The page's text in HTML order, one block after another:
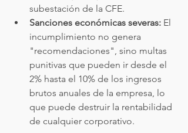
subestación de la CFE.
Sanciones económicas severas: El
incumplimiento no genera
"recomendaciones", sino multas
punitivas que pueden ir desde el
2% hasta el 10% de los ingresos
brutos anuales de la empresa, lo
que puede destruir la rentabilidad
de cualquier corporativo.